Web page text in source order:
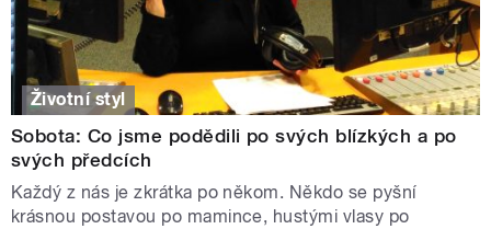
Životní styl
Sobota: Co jsme podědili po svých blízkých a po
svých předcích
Každý z nás je zkrátka po někom. Někdo se pyšní
krásnou postavou po mamince, hustými vlasy po